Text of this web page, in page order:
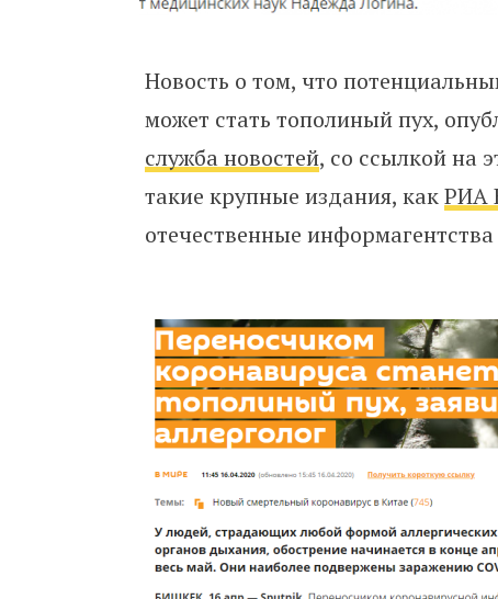
Новость о том, что
может стать тополиный пух,
служба новостей, со ссылкой на
такие крупные издания, какРИА
отечественные информагентства